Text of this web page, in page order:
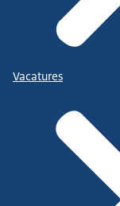
Vacatures